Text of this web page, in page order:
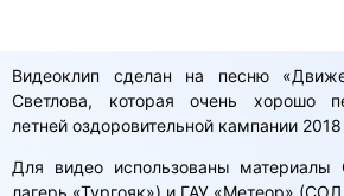
Видеоклип сделан на песню
Светлова, которая очень хорошо
летней оздоровительной кампании
Для видео использованы